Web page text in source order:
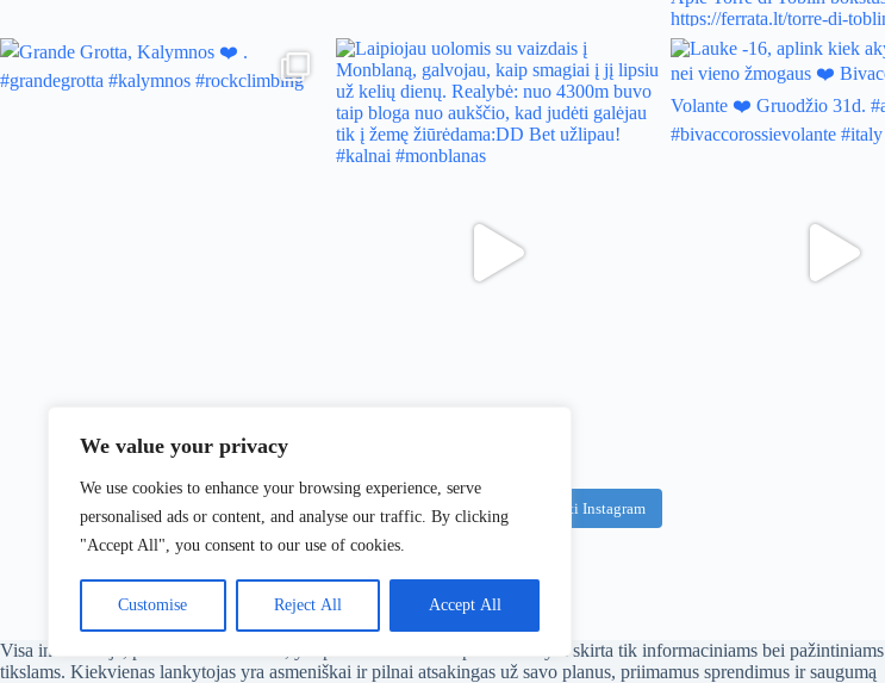
We value your privacy
We use cookies to enhance your browsing experience, serve
personalised ads or content, and analyse our traffic. By clicking
"Accept All", you consent to our use of cookies.
Customise Reject All Accept All
Rodyti daugiau Atidaryti Instagram
Visa informacija, pateikiama Ferrata.lt, yra paremta asmenine patirtimi ir yra skirta tik informaciniams bei pažintiniams
tikslams. Kiekvienas lankytojas yra asmeniškai ir pilnai atsakingas už savo planus, priimamus sprendimus ir saugumą